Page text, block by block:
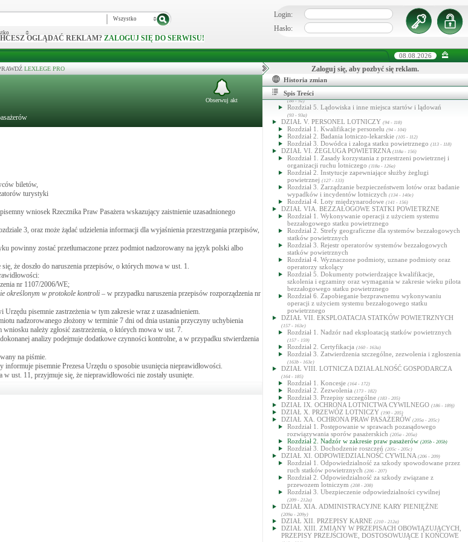
Wszystko
OGLĄDAĆ REKLAM? ZALOGUJ SIĘ DO SERWISU!
Login:
Hasło:
08.08.2026
LEXLEGE PRO
Obserwuj akt
biletów,
turystyki
wniosek Rzecznika Praw Pasażera wskazujący zaistnienie uzasadnionego
3, oraz może żądać udzielenia informacji dla wyjaśnienia przestrzegania przepisów,
powinny zostać przetłumaczone przez podmiot nadzorowany na język polski albo
że doszło do naruszenia przepisów, o których mowa w ust. 1.
nr 1107/2006/WE;
określonym w protokole kontroli – w przypadku naruszenia przepisów rozporządzenia nr
pisemnie zastrzeżenia w tym zakresie wraz z uzasadnieniem.
nadzorowanego złożony w terminie 7 dni od dnia ustania przyczyny uchybienia
należy zgłosić zastrzeżenia, o których mowa w ust. 7.
analizy podejmuje dodatkowe czynności kontrolne, a w przypadku stwierdzenia
na piśmie.
pisemnie Prezesa Urzędu o sposobie usunięcia nieprawidłowości.
ust. 11, przyjmuje się, że nieprawidłowości nie zostały usunięte.
Zaloguj się, aby pozbyć się reklam.
Historia zmian
Spis Treści
LOTNICZY
Rozdział 1. Postanowienia ogólne(31 - 33)
Rozdział 2. Rejestry statków powietrznych(34 - 44)
Rozdział 3. Zdatność statków powietrznych do lotów (45 - 53c)
URZĄDZENIA NAZIEMNE(54 - 93a)
Rozdział 1. Postanowienia ogólne, zakładanie i rejestrowanie
lotnisk
Rozdział 2. Eksploatacja lotnisk(66 - 83a)
Rozdział 3. Ratownictwo i ochrona przeciwpożarowa lotnisk
(84 - 85)
Rozdział 4. Otoczenie lotniska i lotnicze urządzenia naziemne
(86 - 92)
Rozdział 5. Lądowiska i inne miejsca startów i lądowań
(93 - 93a)
DZIAŁ V. PERSONEL LOTNICZY (94 - 118)
Rozdział 1. Kwalifikacje personelu (94 - 104)
Rozdział 2. Badania lotniczo-lekarskie (105 - 112)
Rozdział 3. Dowódca i załoga statku powietrznego (113 - 118)
DZIAŁ VI. ŻEGLUGA POWIETRZNA (118a - 156)
Rozdział 1. Zasady korzystania z przestrzeni powietrznej i
organizacji ruchu lotniczego (118a - 126a)
Rozdział 2. Instytucje zapewniające służby żeglugi
powietrznej (127 - 133)
Rozdział 3. Zarządzanie bezpieczeństwem lotów oraz badanie
wypadków i incydentów lotniczych (134 - 140e)
Rozdział 4. Loty międzynarodowe (141 - 156)
DZIAŁ VIA. BEZZAŁOGOWE STATKI POWIETRZNE
Rozdział 1. Wykonywanie operacji z użyciem systemu
bezzałogowego statku powietrznego
Rozdział 2. Strefy geograficzne dla systemów bezzałogowych
statków powietrznych
Rozdział 3. Rejestr operatorów systemów bezzałogowych
statków powietrznych
Rozdział 4. Wyznaczone podmioty, uznane podmioty oraz
operatorzy szkolący
Rozdział 5. Dokumenty potwierdzające kwalifikacje,
szkolenia i egzaminy oraz wymagania w zakresie wieku pilota
bezzałogowego statku powietrznego
Rozdział 6. Zapobieganie bezprawnemu wykonywaniu
operacji z użyciem systemu bezzałogowego statku
powietrznego
DZIAŁ VII. EKSPLOATACJA STATKÓW POWIETRZNYCH
(157 - 163e)
Rozdział 1. Nadzór nad eksploatacją statków powietrznych
(157 - 159)
Rozdział 2. Certyfikacja (160 - 163a)
Rozdział 3. Zatwierdzenia szczególne, zezwolenia i zgłoszenia
(163b - 163e)
DZIAŁ VIII. LOTNICZA DZIAŁALNOŚĆ GOSPODARCZA
(164 - 185)
Rozdział 1. Koncesje (164 - 172)
Rozdział 2. Zezwolenia (173 - 182)
Rozdział 3. Przepisy szczególne (183 - 205)
DZIAŁ IX. OCHRONA LOTNICTWA CYWILNEGO (186 - 189j)
DZIAŁ X. PRZEWÓZ LOTNICZY (190 - 205)
DZIAŁ XA. OCHRONA PRAW PASAŻERÓW (205a - 205c)
Rozdział 1. Postępowanie w sprawach pozasądowego
rozwiązywania sporów pasażerskich (205a - 205a)
Rozdział 2. Nadzór w zakresie praw pasażerów (205b - 205b)
Rozdział 3. Dochodzenie roszczeń (205c - 205c)
DZIAŁ XI. ODPOWIEDZIALNOŚĆ CYWILNA (206 - 209)
Rozdział 1. Odpowiedzialność za szkody spowodowane przez
ruch statków powietrznych (206 - 207)
Rozdział 2. Odpowiedzialność za szkody związane z
przewozem lotniczym (208 - 208)
Rozdział 3. Ubezpieczenie odpowiedzialności cywilnej
(209 - 212a)
DZIAŁ XIA. ADMINISTRACYJNE KARY PIENIĘŻNE
(209a - 209y)
DZIAŁ XII. PRZEPISY KARNE (210 - 212a)
DZIAŁ XIII. ZMIANY W PRZEPISACH OBOWIĄZUJĄCYCH,
PRZEPISY PRZEJŚCIOWE, DOSTOSOWUJĄCE I KOŃCOWE